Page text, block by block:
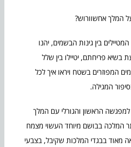
המלך אחשוורוש?
בין גינות הבשמים, יהנו
בשיא פריחתם, יטיילו בין שלל
המפוזרים בשטח ויראו איך לכל
המגילה.
הראשון והגורלי עם המלך
המלכה בבושם מיוחד העשוי מצמח
מאוד בבגדי המלכות שקיבל, בצבעי